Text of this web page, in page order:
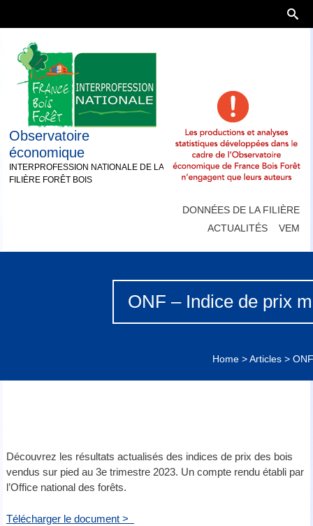
Observatoire
économique
INTERPROFESSION NATIONALE DE LA
FILIÈRE FORÊT BOIS
DONNÉES DE LA FILIÈRE
ACTUALITÉS
VEM
ONF – Indice de prix
Home >Articles >
Découvrez les résultats actualisés des indices de prix des bois
vendus sur pied au 3e trimestre 2023. Un compte rendu établi par
l’Office national des forêts.
Télécharger le document >